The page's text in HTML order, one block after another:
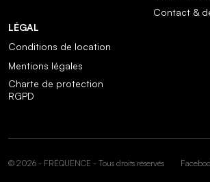
Contact &
LÉGAL
Conditions de location
Mentions légales
Charte de protection
RGPD
© 2026 - FRÉQUENCE - Tous droits réservés